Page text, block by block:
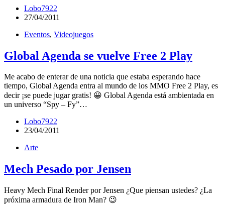
Lobo7922
27/04/2011
Eventos, Videojuegos
Global Agenda se vuelve Free 2 Play
Me acabo de enterar de una noticia que estaba esperando hace
tiempo, Global Agenda entra al mundo de los MMO Free 2 Play, es
decir ¡se puede jugar gratis! 😀 Global Agenda está ambientada en
un universo “Spy – Fy”…
Lobo7922
23/04/2011
Arte
Mech Pesado por Jensen
Heavy Mech Final Render por Jensen ¿Que piensan ustedes? ¿La
próxima armadura de Iron Man? 😉